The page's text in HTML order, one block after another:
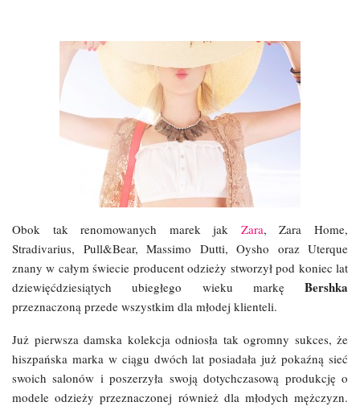
Obok tak renomowanych marek jak Zara, Zara Home,
Stradivarius, Pull&Bear, Massimo Dutti, Oysho oraz Uterque
znany w całym świecie producent odzieży stworzył pod koniec lat
dziewięćdziesiątych ubiegłego wieku markę Bershka
przeznaczoną przede wszystkim dla młodej klienteli.
Już pierwsza damska kolekcja odniosła tak ogromny sukces, że
hiszpańska marka w ciągu dwóch lat posiadała już pokaźną sieć
swoich salonów i poszerzyła swoją dotychczasową produkcję o
modele odzieży przeznaczonej również dla młodych mężczyzn.